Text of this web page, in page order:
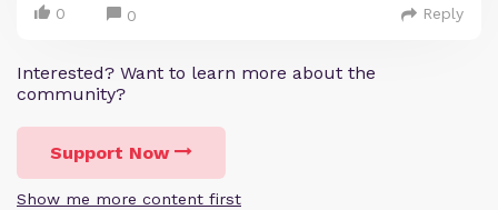
0 0 Reply
Interested? Want to learn more about the
community?
Support Now
Show me more content first